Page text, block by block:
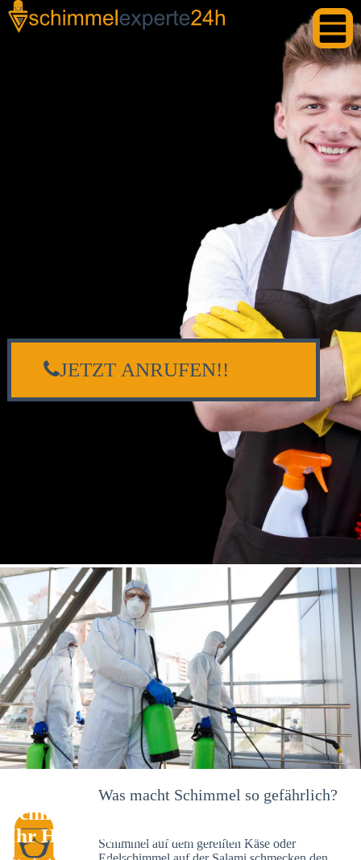
Schimmelexperte in Oberndorf –
Ihr Helfer an Ort und Stelle
JETZT ANRUFEN!!
Was macht Schimmel so gefährlich?
Schimmel auf dem gereiften Käse oder